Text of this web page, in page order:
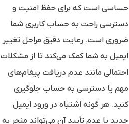
حساسی است که برای حفظ امنیت و
دسترسی راحت به حساب کاربری شما
ضروری است. رعایت دقیق مراحل تغییر
ایمیل به شما کمک می‌کند تا از مشکلات
احتمالی مانند عدم دریافت پیغام‌های
مهم یا دسترسی به حساب جلوگیری
کنید. هر گونه اشتباه در ورود ایمیل
جدید یا عدم تأیید آن می‌تواند منجر به